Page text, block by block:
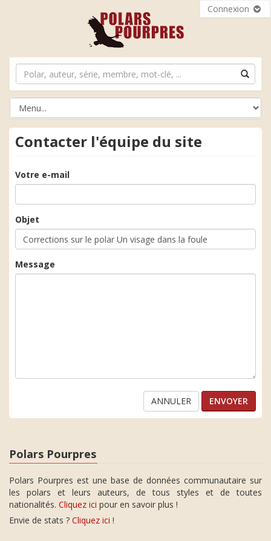
Connexion
Contacter l'équipe du site
Votre e-mail
Objet
Message
ANNULER
Polars Pourpres
Polars Pourpres est une base de données communautaire sur
les polars et leurs auteurs, de tous styles et de toutes
nationalités. Cliquez ici pour en savoir plus !
Envie de stats ? Cliquez ici !